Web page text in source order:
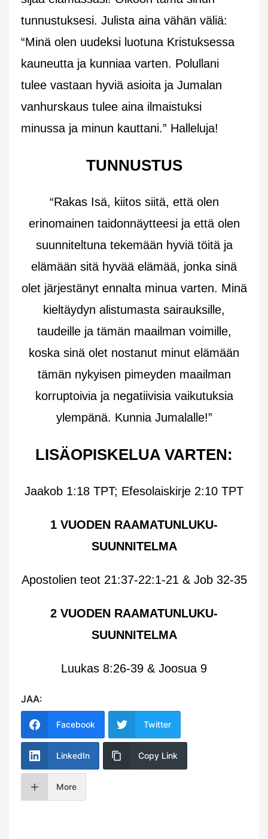
tunnustuksesi. Julista aina vähän väliä:
“Minä olen uudeksi luotuna Kristuksessa
kauneutta ja kunniaa varten. Polullani
tulee vastaan hyviä asioita ja Jumalan
vanhurskaus tulee aina ilmaistuksi
minussa ja minun kauttani.” Halleluja!
TUNNUSTUS
“Rakas Isä, kiitos siitä, että olen
erinomainen taidonnäytteesi ja että olen
suunniteltuna tekemään hyviä töitä ja
elämään sitä hyvää elämää, jonka sinä
olet järjestänyt ennalta minua varten. Minä
kieltäydyn alistumasta sairauksille,
taudeille ja tämän maailman voimille,
koska sinä olet nostanut minut elämään
tämän nykyisen pimeyden maailman
korruptoivia ja negatiivisia vaikutuksia
ylempänä. Kunnia Jumalalle!”
LISÄOPISKELUA VARTEN:
Jaakob 1:18 TPT; Efesolaiskirje 2:10 TPT
1 VUODEN RAAMATUNLUKU-
SUUNNITELMA
Apostolien teot 21:37-22:1-21 & Job 32-35
2 VUODEN RAAMATUNLUKU-
SUUNNITELMA
Luukas 8:26-39 & Joosua 9
JAA:
Facebook Twitter
LinkedIn Copy Link
More